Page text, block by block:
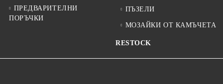
ПРЕДВАРИТЕЛНИ
ПОРЪЧКИ
ПЪЗЕЛИ
МОЗАЙКИ ОТ КАМЪЧЕТА
RESTOCK